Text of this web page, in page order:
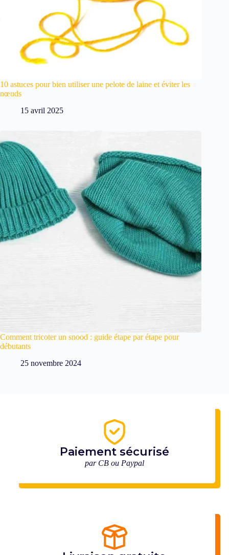
10 astuces pour bien utiliser une pelote de laine et éviter les
nœuds
15 avril 2025
Comment tricoter un snood : guide étape par étape pour
débutants
25 novembre 2024
Paiement sécurisé
par CB ou Paypal